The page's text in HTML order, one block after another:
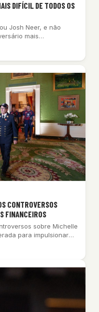
DIFÍCIL DE TODOS OS
Josh Neer, e não
mais…
CONTROVERSOS
FINANCEIROS
sobre Michelle
para impulsionar